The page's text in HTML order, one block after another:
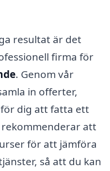
resultat är det
firma för
. Genom vår
in offerter,
dig att fatta ett
att
för att jämföra
så att du kan